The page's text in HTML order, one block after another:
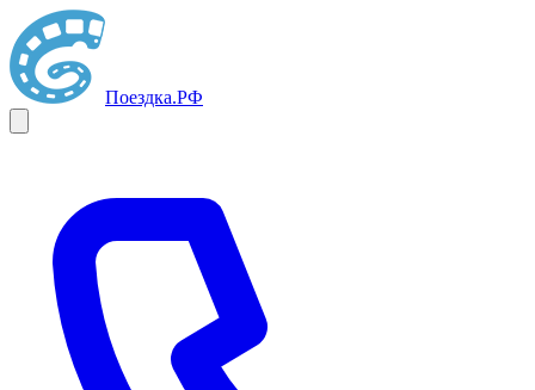
Поездка.РФ